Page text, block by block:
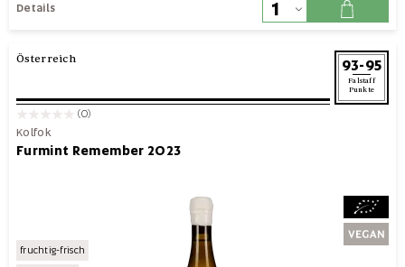
Details
Österreich 93-95
Falstaff
Punkte
(0)
Kolfok
Furmint Remember 2023
fruchtig-frisch